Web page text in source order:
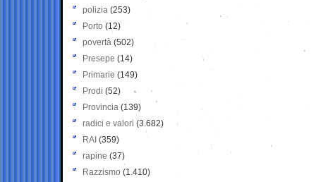
polizia (253)
Porto (12)
povertà (502)
Presepe (14)
Primarie (149)
Prodi (52)
Provincia (139)
radici e valori (3.682)
RAI (359)
rapine (37)
Razzismo (1.410)